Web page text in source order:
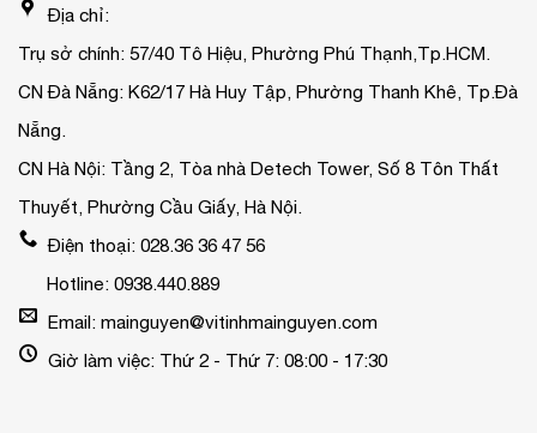
Địa chỉ:
Trụ sở chính: 57/40 Tô Hiệu, Phường Phú Thạnh,Tp.HCM.
CN Đà Nẵng: K62/17 Hà Huy Tập, Phường Thanh Khê, Tp.Đà
Nẵng.
CN Hà Nội: Tầng 2, Tòa nhà Detech Tower, Số 8 Tôn Thất
Thuyết, Phường Cầu Giấy, Hà Nội.
Điện thoại: 028.36 36 47 56
Hotline: 0938.440.889
Email: mainguyen@vitinhmainguyen.com
Giờ làm việc: Thứ 2 - Thứ 7: 08:00 - 17:30